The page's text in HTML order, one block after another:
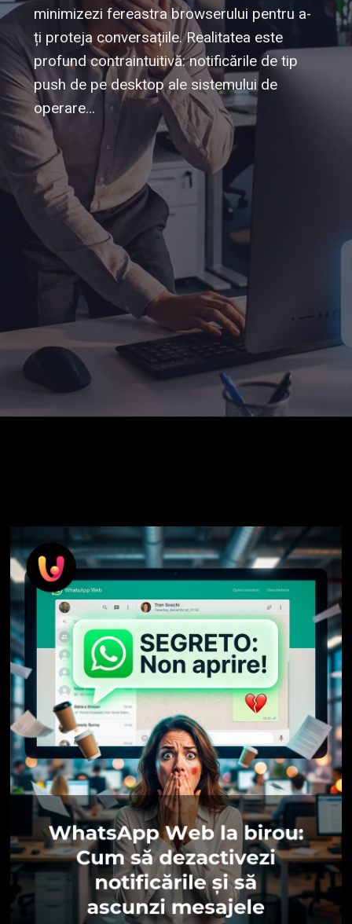
minimizezi fereastra browserului pentru a-
ți proteja conversațiile. Realitatea este
profund contraintuitivă: notificările de tip
push de pe desktop ale sistemului de
operare…